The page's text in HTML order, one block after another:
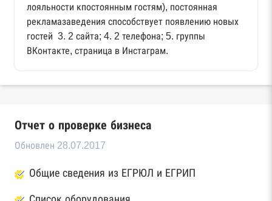
лояльности кпостоянным гостям), постоянная
рекламазаведения способствует появлению новых
гостей 3. 2 сайта; 4. 2 телефона; 5. группы
ВКонтакте, страница в Инстаграм.
Отчет о проверке бизнеса
Обновлен 28.07.2017
Общие сведения из ЕГРЮЛ и ЕГРИП